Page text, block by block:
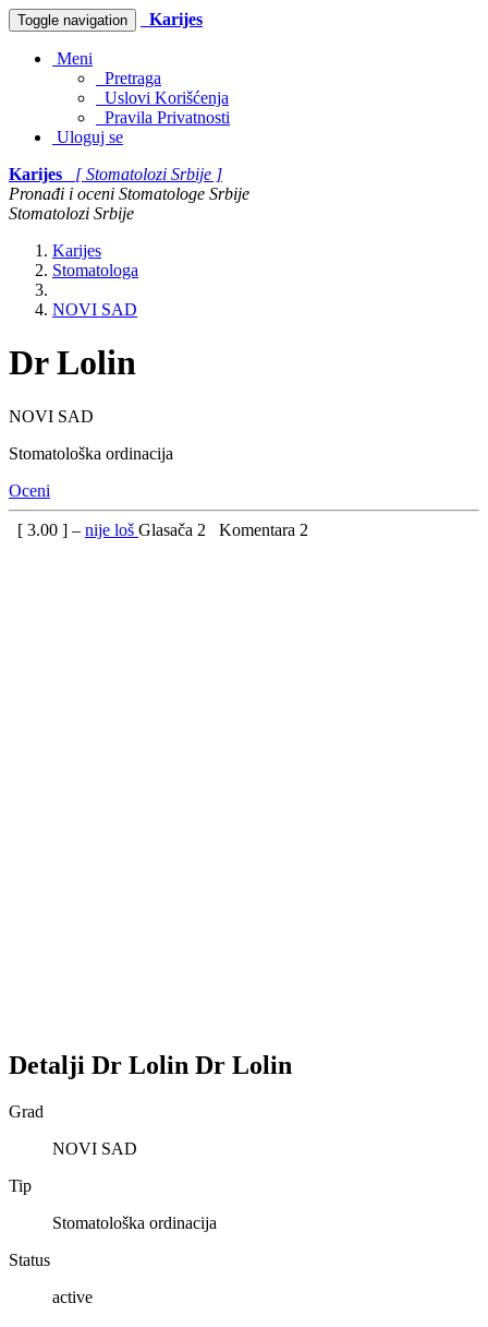
Toggle navigation Karijes
Meni
Pretraga
Uslovi Korišćenja
Pravila Privatnosti
Uloguj se
Karijes
[ Stomatolozi Srbije ]
Pronađi i oceni Stomatologe Srbije
Stomatolozi Srbije
Karijes
Stomatologa
NOVI SAD
Dr Lolin
NOVI SAD
Stomatološka ordinacija
Oceni
[ 3.00 ] – nije loš Glasača 2 Komentara 2
Detalji Dr Lolin Dr Lolin
Grad
NOVI SAD
Tip
Stomatološka ordinacija
Status
active